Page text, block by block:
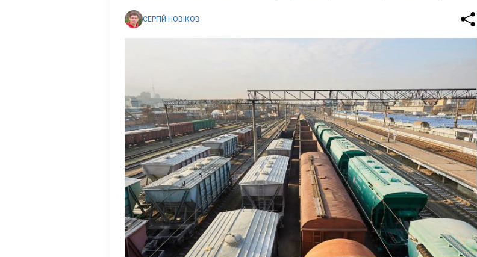
СЕРГІЙ НОВІКОВ